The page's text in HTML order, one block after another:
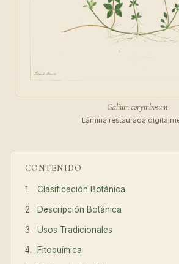
CONTENIDO
Clasificación Botánica
Descripción Botánica
Usos Tradicionales
Fitoquímica
Galium corymbosum
Lámina restaurada